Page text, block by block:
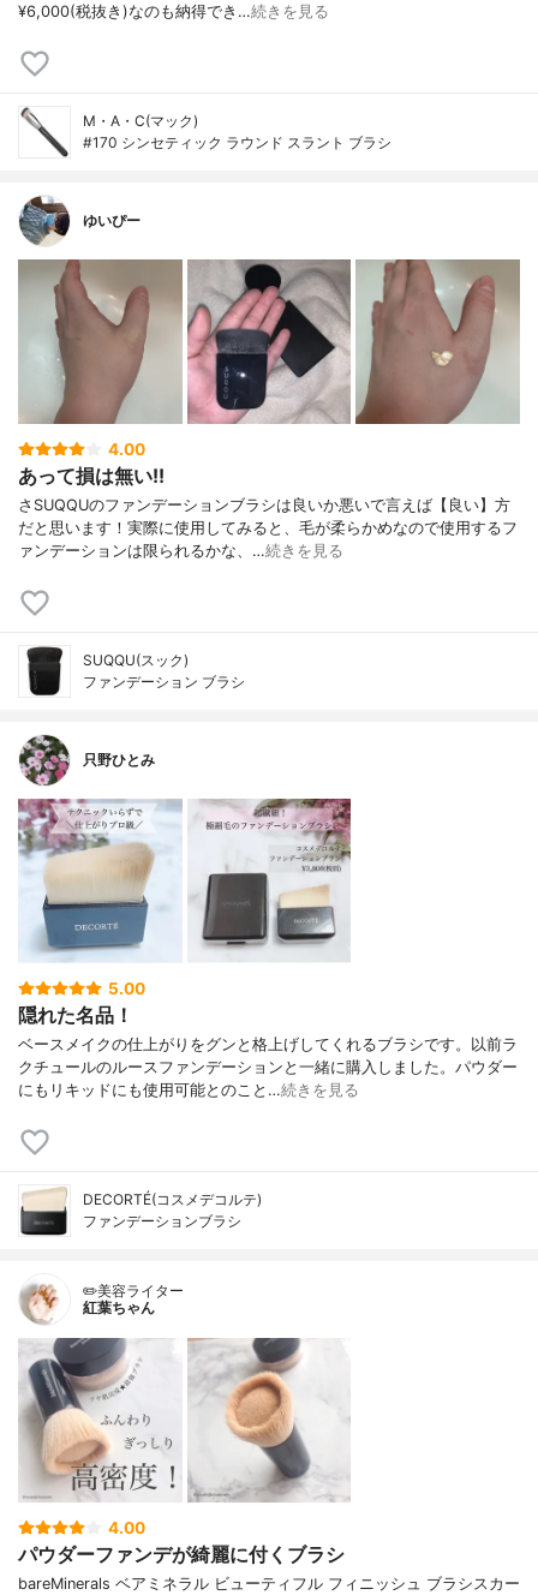
¥6,000(税抜き)なのも納得でき…続きを見る
M・A・C(マック)
#170 シンセティック ラウンド スラント ブラシ
ゆいぴー
4.00
あって損は無い!!
さSUQQUのファンデーションブラシは良いか悪いで言えば【良い】方
だと思います！実際に使用してみると、毛が柔らかめなので使用するフ
ァンデーションは限られるかな、…続きを見る
SUQQU(スック)
ファンデーション ブラシ
只野ひとみ
5.00
隠れた名品！
ベースメイクの仕上がりをグンと格上げしてくれるブラシです。以前ラ
クチュールのルースファンデーションと一緒に購入しました。パウダー
にもリキッドにも使用可能とのこと…続きを見る
DECORTÉ(コスメデコルテ)
ファンデーションブラシ
✏️美容ライター
紅葉ちゃん
4.00
パウダーファンデが綺麗に付くブラシ
bareMinerals ベアミネラル ビューティフル フィニッシュ ブラシスカー